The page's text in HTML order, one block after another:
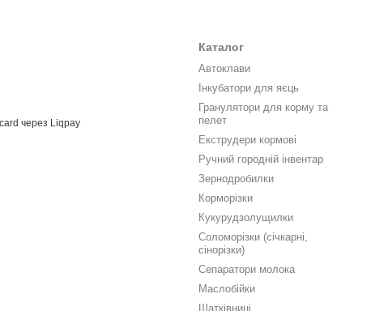
Каталог
Автоклави
Інкубатори для яєць
Гранулятори для корму та
пелет
Екструдери кормові
Ручний городній інвентар
Зернодробилки
Корморізки
Кукурудзолущилки
Соломорізки (січкарні,
сінорізки)
Сепаратори молока
Маслобійки
Шатківниці